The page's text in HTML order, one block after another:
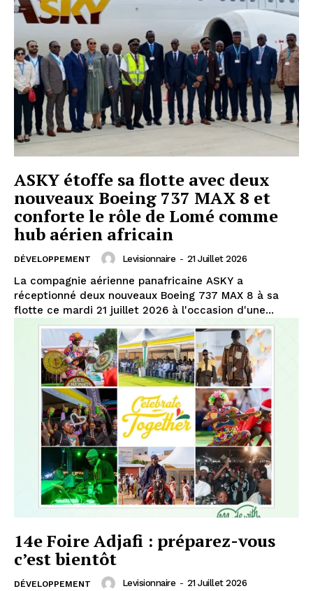
ASKY étoffe sa flotte avec deux
nouveaux Boeing 737 MAX 8 et
conforte le rôle de Lomé comme
hub aérien africain
DÉVELOPPEMENT Levisionnaire - 21 Juillet 2026
La compagnie aérienne panafricaine ASKY a
réceptionné deux nouveaux Boeing 737 MAX 8 à sa
flotte ce mardi 21 juillet 2026 à l'occasion d'une...
14e Foire Adjafi : préparez-vous
c’est bientôt
DÉVELOPPEMENT Levisionnaire - 21 Juillet 2026